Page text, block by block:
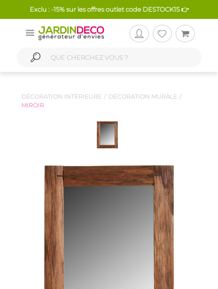
Exclu : -15% sur les offres outlet code DESTOCK15 👉
DÉCORATION INTÉRIEURE
DÉCORATION MURALE
MIROIR